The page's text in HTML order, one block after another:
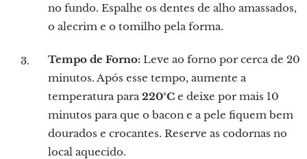
no fundo. Espalhe os dentes de alho amassados,
o alecrim e o tomilho pela forma.
Tempo de Forno: Leve ao forno por cerca de 20
minutos. Após esse tempo, aumente a
temperatura para220°C e deixe por mais 10
minutos para que o bacon e a pele fiquem bem
dourados e crocantes. Reserve as codornas no
local aquecido.